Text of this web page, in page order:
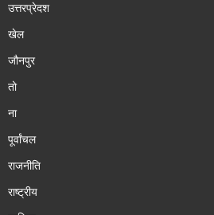
उत्तरप्रेदश
खेल
जौनपुर
तो
ना
पूर्वांचल
राजनीति
राष्ट्रीय